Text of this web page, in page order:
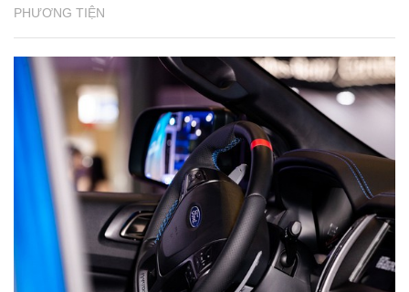
PHƯƠNG TIỆN